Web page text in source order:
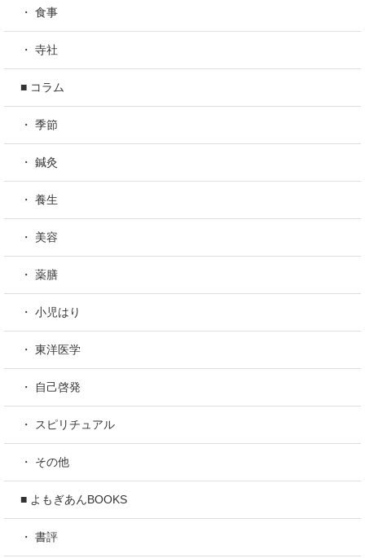
・ 食事
・ 寺社
■ コラム
・ 季節
・ 鍼灸
・ 養生
・ 美容
・ 薬膳
・ 小児はり
・ 東洋医学
・ 自己啓発
・ スピリチュアル
・ その他
■ よもぎあんBOOKS
・ 書評